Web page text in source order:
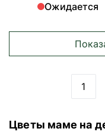
Ожидается
Вы
1
Цветы маме на